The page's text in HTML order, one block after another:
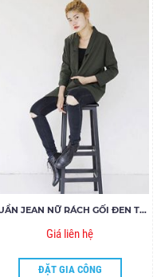
QUẦN JEAN NỮ RÁCH GỐI ĐEN TOPSHOP 136.110
Giá liên hệ
ĐẶT GIA CÔNG